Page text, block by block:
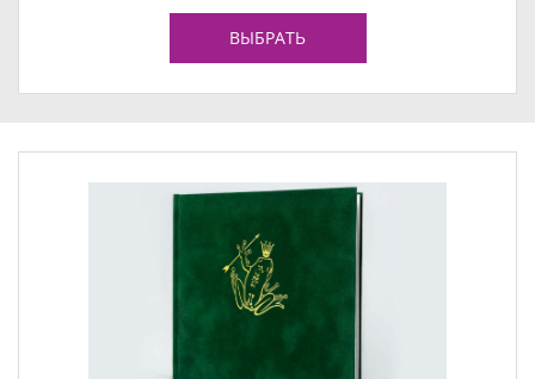
ВЫБРАТЬ